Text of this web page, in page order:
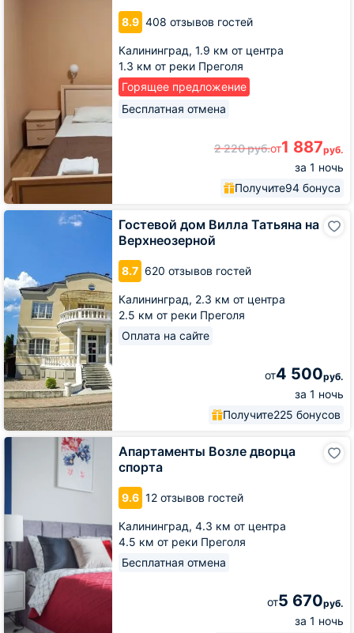
8.9 408 отзывов гостей
Калининград, 1.9 км от центра
1.3 км от реки Преголя
Горящее предложение
Бесплатная отмена
2 220руб.от1 887руб.
за 1 ночь
Получите94 бонуса
Гостевой дом Вилла Татьяна на
Верхнеозерной
8.7 620 отзывов гостей
Калининград, 2.3 км от центра
2.5 км от реки Преголя
Оплата на сайте
от4 500руб.
за 1 ночь
Получите225 бонусов
Гостевой
Верхнеозерной
Апартаменты Возле дворца
спорта
9.6 12 отзывов гостей
Калининград, 4.3 км от центра
4.5 км от реки Преголя
Бесплатная отмена
от5 670руб.
за 1 ночь
Апартаменты